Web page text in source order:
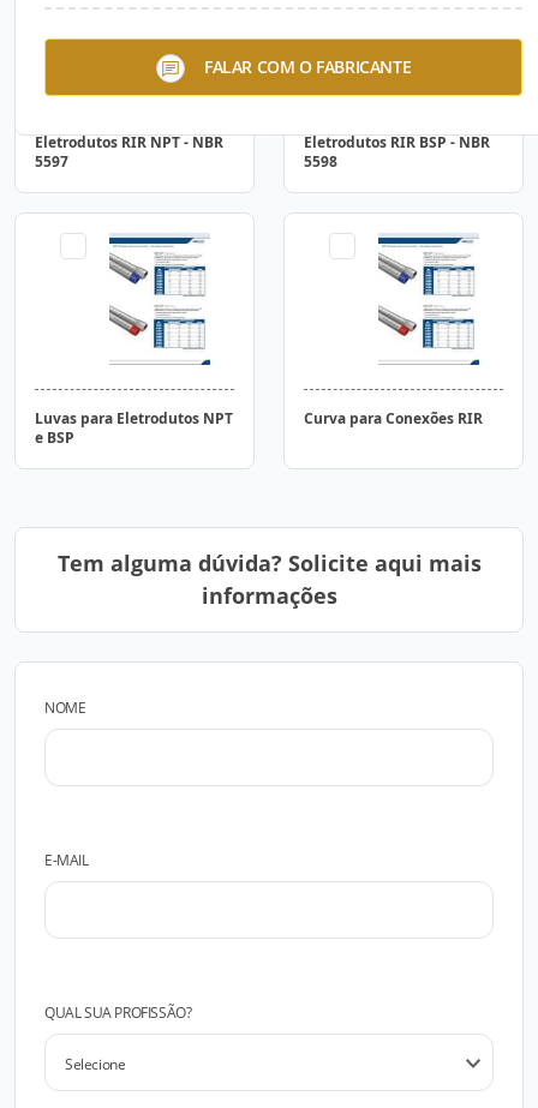
FALAR COM O FABRICANTE
Eletrodutos RIR NPT - NBR
5597
Eletrodutos RIR BSP - NBR
5598
Luvas para Eletrodutos NPT
e BSP
Curva para Conexões RIR
Tem alguma dúvida? Solicite aqui mais
informações
NOME
E-MAIL
QUAL SUA PROFISSÃO?